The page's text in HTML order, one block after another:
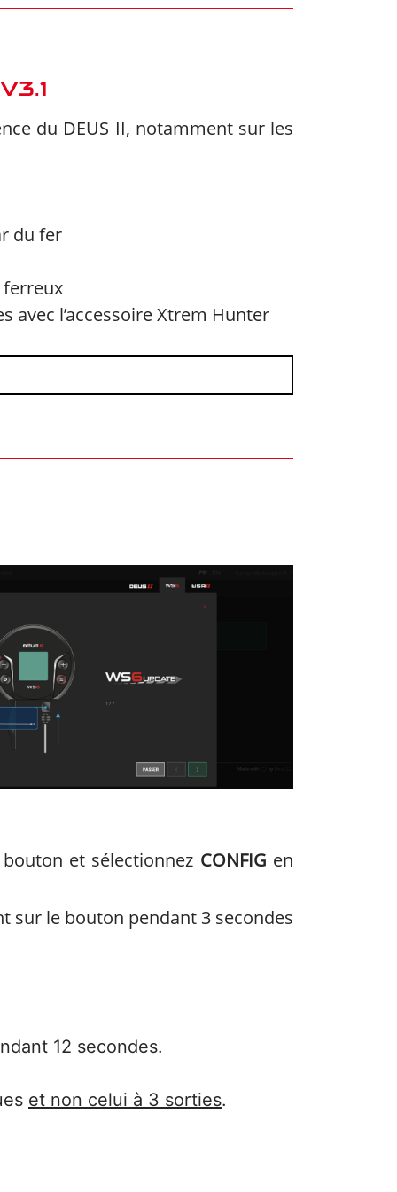
du DEUS II, notamment sur les
du fer
ferreux
avec l’accessoire Xtrem Hunter
et sélectionnez CONFIG en
sur le bouton pendant 3 secondes
12 secondes.
et non celui à 3 sorties.